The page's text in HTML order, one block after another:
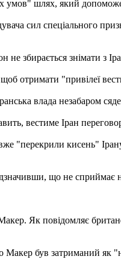
умов" шлях, який
сил спеціального
збирається знімати з
отримати "привілеї
влада незабаром
вестиме Іран
"перекрили кисень"
що не сприймає
Як повідомляє
був затриманий як